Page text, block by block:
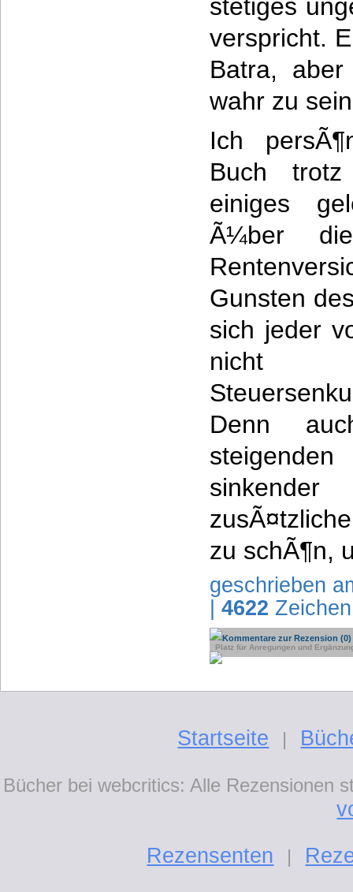
stetiges
verspricht.
Batra,
wahr zu
Ich
Buch trotz
einiges
Ã¼ber
Gunsten
sich jeder
nicht
Denn
zu schÃ¶n,
geschrieben
4622 Zeichen
Kommentare zur Rezension (0)
Platz für Anregungen und
Startseite |
Bücher bei webcritics: Alle Rezensionen
Rezensenten
|